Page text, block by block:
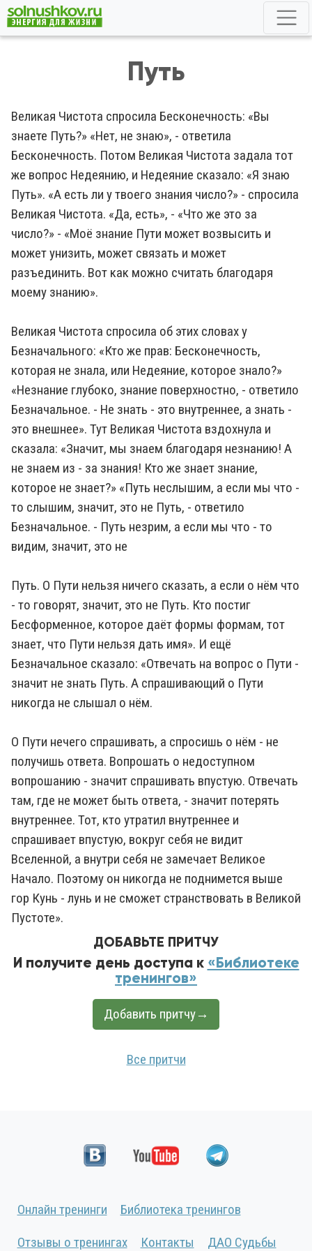
Путь
Великая Чистота спросила Бесконечность: «Вы
знаете Путь?» «Нет, не знаю», - ответила
Бесконечность. Потом Великая Чистота задала тот
же вопрос Недеянию, и Недеяние сказало: «Я знаю
Путь». «А есть ли у твоего знания число?» - спросила
Великая Чистота. «Да, есть», - «Что же это за
число?» - «Моё знание Пути может возвысить и
может унизить, может связать и может
разъединить. Вот как можно считать благодаря
моему знанию».
Великая Чистота спросила об этих словах у
Безначального: «Кто же прав: Бесконечность,
которая не знала, или Недеяние, которое знало?»
«Незнание глубоко, знание поверхностно, - ответило
Безначальное. - Не знать - это внутреннее, а знать -
это внешнее». Тут Великая Чистота вздохнула и
сказала: «Значит, мы знаем благодаря незнанию! А
не знаем из - за знания! Кто же знает знание,
которое не знает?» «Путь неслышим, а если мы что -
то слышим, значит, это не Путь, - ответило
Безначальное. - Путь незрим, а если мы что - то
видим, значит, это не
Путь. О Пути нельзя ничего сказать, а если о нём что
- то говорят, значит, это не Путь. Кто постиг
Бесформенное, которое даёт формы формам, тот
знает, что Пути нельзя дать имя». И ещё
Безначальное сказало: «Отвечать на вопрос о Пути -
значит не знать Путь. А спрашивающий о Пути
никогда не слышал о нём.
О Пути нечего спрашивать, а спросишь о нём - не
получишь ответа. Вопрошать о недоступном
вопрошанию - значит спрашивать впустую. Отвечать
там, где не может быть ответа, - значит потерять
внутреннее. Тот, кто утратил внутреннее и
спрашивает впустую, вокруг себя не видит
Вселенной, а внутри себя не замечает Великое
Начало. Поэтому он никогда не поднимется выше
гор Кунь - лунь и не сможет странствовать в Великой
Пустоте».
ДОБАВЬТЕ ПРИТЧУ
И получите день доступа к «Библиотеке
тренингов»
Добавить притчу→
Все притчи
Онлайн тренинги Библиотека тренингов
Отзывы о тренингах Контакты ДАО Судьбы